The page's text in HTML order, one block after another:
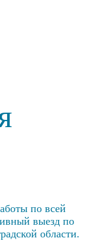
по всей
выезд по
области.